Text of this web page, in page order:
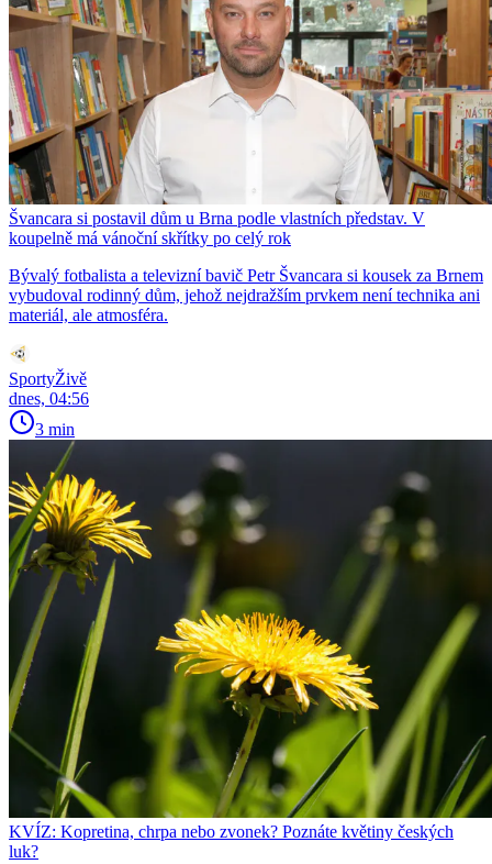
Švancara si postavil dům u Brna podle vlastních představ. V
koupelně má vánoční skřítky po celý rok
Bývalý fotbalista a televizní bavič Petr Švancara si kousek za Brnem
vybudoval rodinný dům, jehož nejdražším prvkem není technika ani
materiál, ale atmosféra.
SportyŽivě
dnes, 04:56
3 min
KVÍZ: Kopretina, chrpa nebo zvonek? Poznáte květiny českých
luk?